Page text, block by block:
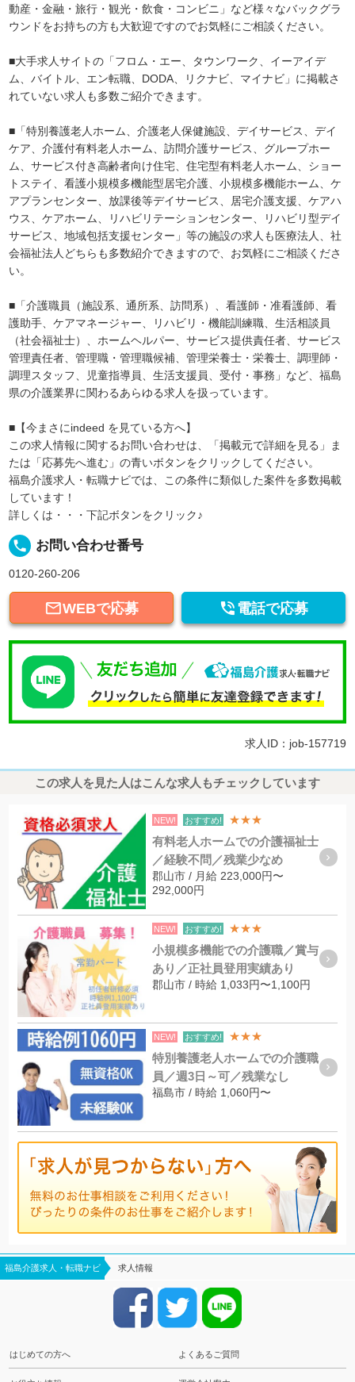
動産・金融・旅行・観光・飲食・コンビニ」など様々なバックグラ
ウンドをお持ちの方も大歓迎ですのでお気軽にご相談ください。
■大手求人サイトの「フロム・エー、タウンワーク、イーアイデ
ム、バイトル、エン転職、DODA、リクナビ、マイナビ」に掲載さ
れていない求人も多数ご紹介できます。
■「特別養護老人ホーム、介護老人保健施設、デイサービス、デイ
ケア、介護付有料老人ホーム、訪問介護サービス、グループホー
ム、サービス付き高齢者向け住宅、住宅型有料老人ホーム、ショー
トステイ、看護小規模多機能型居宅介護、小規模多機能ホーム、ケ
アプランセンター、放課後等デイサービス、居宅介護支援、ケアハ
ウス、ケアホーム、リハビリテーションセンター、リハビリ型デイ
サービス、地域包括支援センター」等の施設の求人も医療法人、社
会福祉法人どちらも多数紹介できますので、お気軽にご相談くださ
い。
■「介護職員（施設系、通所系、訪問系）、看護師・准看護師、看
護助手、ケアマネージャー、リハビリ・機能訓練職、生活相談員
（社会福祉士）、ホームヘルパー、サービス提供責任者、サービス
管理責任者、管理職・管理職候補、管理栄養士・栄養士、調理師・
調理スタッフ、児童指導員、生活支援員、受付・事務」など、福島
県の介護業界に関わるあらゆる求人を扱っています。
■【今まさにindeed を見ている方へ】
この求人情報に関するお問い合わせは、「掲載元で詳細を見る」ま
たは「応募先へ進む」の青いボタンをクリックしてください。
福島介護求人・転職ナビでは、この条件に類似した案件を多数掲載
しています！
詳しくは・・・下記ボタンをクリック♪
local_phone お問い合わせ番号
0120-260-206
WEBで応募  電話で応募
求人ID：job-157719
この求人を見た人はこんな求人もチェックしています
NEW! おすすめ! ★★★
有料老人ホームでの介護福祉士
／経験不問／残業少なめ
郡山市 / 月給 223,000円〜
292,000円
NEW! おすすめ! ★★★
小規模多機能での介護職／賞与
あり／正社員登用実績あり
郡山市 / 時給 1,033円〜1,100円
NEW! おすすめ! ★★★
特別養護老人ホームでの介護職
員／週3日～可／残業なし
福島市 / 時給 1,060円〜
福島介護求人・転職ナビ 求人情報
はじめての方へ よくあるご質問